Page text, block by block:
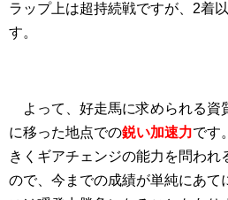
ラップ上は超持続戦ですが、2着
す。
よって、好走馬に求められる資
に移った地点での鋭い加速力です
きくギアチェンジの能力を問われ
ので、今までの成績が単純にあて